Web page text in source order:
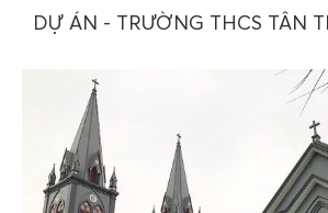
DỰ ÁN - TRƯỜNG THCS TÂN